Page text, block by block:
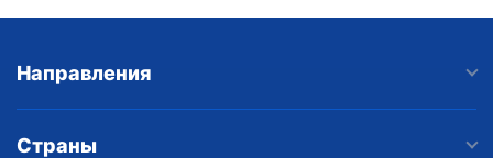
Направления
Страны